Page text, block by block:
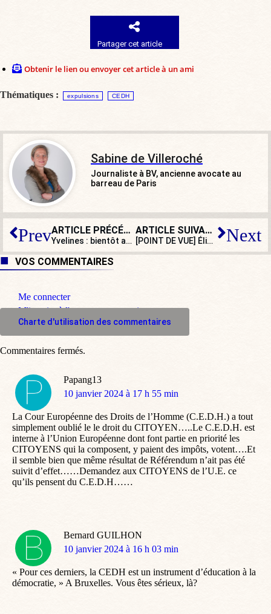
Partager cet article
Obtenir le lien ou envoyer cet article à un ami
Thématiques : expulsions CEDH
Sabine de Villeroché
Journaliste à BV, ancienne avocate au
barreau de Paris
Prev ARTICLE PRÉCÉDENT
Yvelines : bientôt autant de mosquées que de paroisses… sinon plus
ARTICLE SUIVANT
[POINT DE VUE] Élisabeth Borne, sitôt partie, déjà recasée ? Next
VOS COMMENTAIRES
Me connecter
M'inscrire à l'espace commentaire
Charte d'utilisation des commentaires
Papang13
dit
10 janvier 2024 à 17 h 55 min
La Cour Européenne des Droits de l’Homme (C.E.D.H.) a tout
simplement oublié le le droit du CITOYEN…..Le C.E.D.H. est
interne à l’Union Européenne dont font partie en priorité les
CITOYENS qui la composent, y paient des impôts, votent….Et
il semble bien que même résultat de Référendum n’ait pas été
suivit d’effet……Demandez aux CITOYENS de l’U.E. ce
qu’ils pensent du C.E.D.H……
Bernard GUILHON
dit
10 janvier 2024 à 16 h 03 min
« Pour ces derniers, la CEDH est un instrument d’éducation à la
démocratie, » A Bruxelles. Vous êtes sérieux, là?
Commentaires fermés.